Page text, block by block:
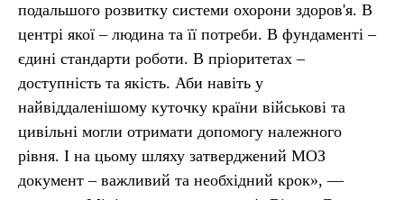
подальшого розвитку системи охорони здоров'я. В
центрі якої – людина та її потреби. В фундаменті –
єдині стандарти роботи. В пріоритетах –
доступність та якість. Аби навіть у
найвіддаленішому куточку країни військові та
цивільні могли отримати допомогу належного
рівня. І на цьому шляху затверджений МОЗ
документ – важливий та необхідний крок», —